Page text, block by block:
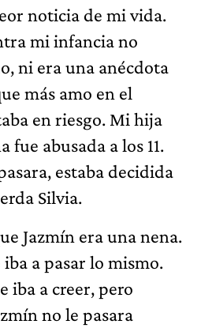
noticia de mi vida.
mi infancia no
ni era una anécdota
más amo en el
en riesgo. Mi hija
fue abusada a los 11.
estaba decidida
Silvia.
Jazmín era una nena.
a pasar lo mismo.
iba a creer, pero
no le pasara